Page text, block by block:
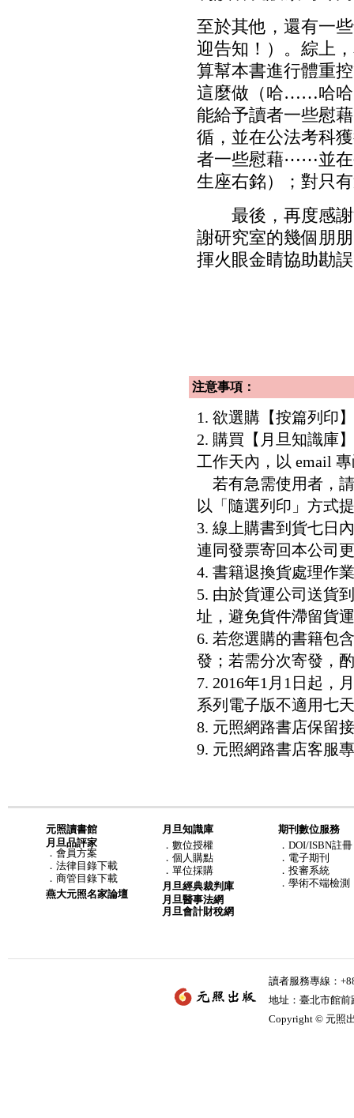
至於其他，還有一
迎告知！）。綜上
算幫本書進行體重
這麼做（哈……哈哈
能給予讀者一些慰
循，並在公法考科
者一些慰藉⋯⋯並在
生座右銘）；對只
最後，再度感謝
謝研究室的幾個朋
揮火眼金睛協助勘
注意事項：
1. 欲選購【按篇列印
2. 購買【月旦知識庫
工作天內，以 email
若有急需使用者，請
以「隨選列印」方式
3. 線上購書到貨七日
連同發票寄回本公司
4. 書籍退換貨處理作
5. 由於貨運公司送貨
址，避免貨件滯留貨
6. 若您選購的書籍包
發；若需分次寄發，
7. 2016年1月1日起，
系列電子版不適用七
8. 元照網路書店保留
9. 元照網路書店客服
元照讀書館
月旦品評家
． 會員方案
． 法律目錄下載
． 商管目錄下載
燕大元照名家論壇
月旦知識庫
． 數位授權
． 個人購點
． 單位採購
月旦經典裁判庫
月旦醫事法網
月旦會計財稅網
期刊數位服務
．DOI/ISBN註冊
．電子期刊
．投審系統
．學術不端檢測
讀者服務專線：
地址：臺北市館
Copyright © 元照